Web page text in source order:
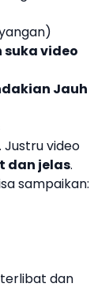
video
Jauh
video
dan jelas.
sampaikan:
dan